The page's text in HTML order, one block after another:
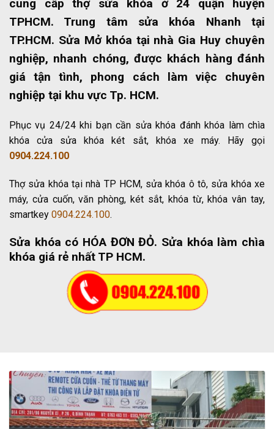
cung cấp thợ sửa khóa ở 24 quận huyện
TPHCM. Trung tâm sửa khóa Nhanh tại
TP.HCM. Sửa Mở khóa tại nhà Gia Huy chuyên
nghiệp, nhanh chóng, được khách hàng đánh
giá tận tình, phong cách làm việc chuyên
nghiệp tại khu vực Tp. HCM.
Phục vụ 24/24 khi bạn cần sửa khóa đánh khóa làm chìa
khóa cửa sửa khóa két sắt, khóa xe máy. Hãy gọi
0904.224.100
Thợ sửa khóa tại nhà TP HCM, sửa khóa ô tô, sửa khóa xe
máy, cửa cuốn, văn phòng, két sắt, khóa từ, khóa vân tay,
smartkey 0904.224.100.
Sửa khóa có HÓA ĐƠN ĐỎ. Sửa khóa làm chìa
khóa giá rẻ nhất TP HCM.